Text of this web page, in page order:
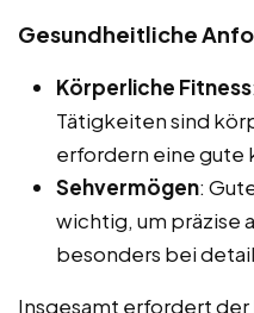
Gesundheitliche
Körperliche Fitness
Tätigkeiten sind
erfordern eine gute
Sehvermögen:
wichtig, um präzise
besonders bei
Insgesamt erfordert der